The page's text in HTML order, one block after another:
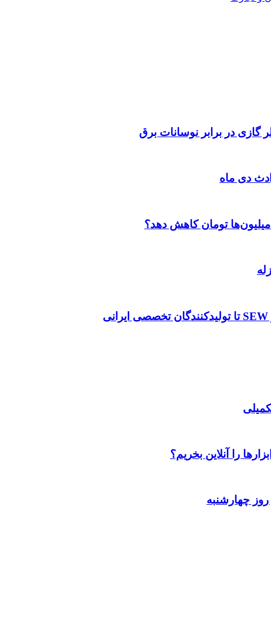
گازی در برابر نوسانات برق
دی ماه
تومان کاهش دهد؟
را آنلاین بخریم؟
چهارشنبه